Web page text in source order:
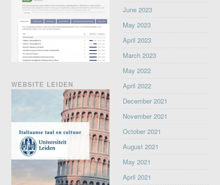
WEBSITE LEIDEN
June 2023
May 2023
April 2023
March 2023
May 2022
April 2022
December 2021
November 2021
October 2021
August 2021
May 2021
April 2021